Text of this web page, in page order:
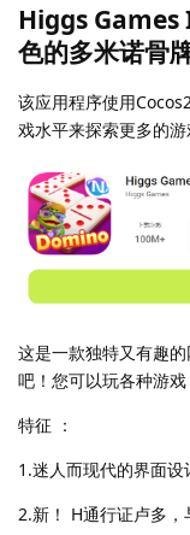
Higgs Games
色的多米诺骨
该应用程序使用
戏水平来探索更多的游
这是一款独特又有趣
吧！您可以玩各种游
特征 ：
1.迷人而现代的界面设
2.新！ H通行证卢多，